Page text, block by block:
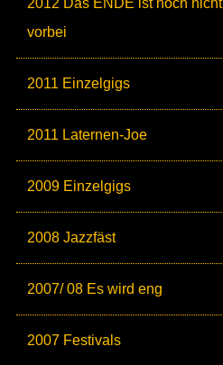
2012 Das ENDE ist noch nicht
vorbei
2011 Einzelgigs
2011 Laternen-Joe
2009 Einzelgigs
2008 Jazzfäst
2007/ 08 Es wird eng
2007 Festivals